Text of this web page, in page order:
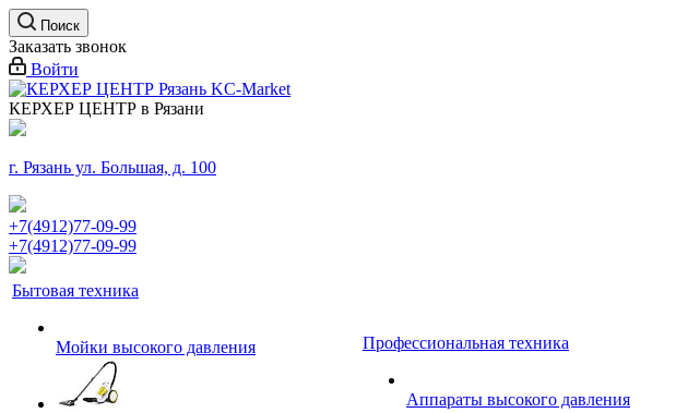
Поиск
Заказать звонок
Войти
КЕРХЕР ЦЕНТР в Рязани
г. Рязань ул. Большая, д. 100
+7(4912)77-09-99
+7(4912)77-09-99
Бытовая техника
Мойки высокого давления Профессиональная техника
Аппараты высокого давления